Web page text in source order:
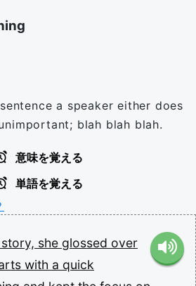
a speaker either does
blah blah blah.
意味を覚える
単語を覚える
story, she glossed over
with a quick